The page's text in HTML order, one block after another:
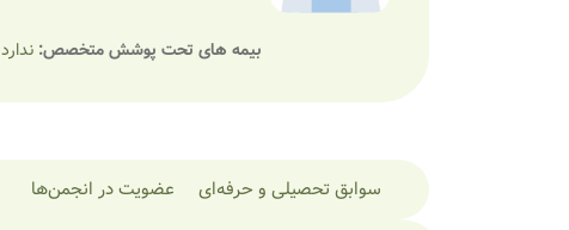
بیمه های تحت پوشش متخصص:ندارد
سوابق تحصیلی و حرفه‌ای عضویت در انجمن‌ها